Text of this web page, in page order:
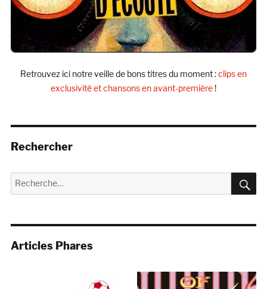
Retrouvez ici notre veille de bons titres du moment :clips en
exclusivité et chansons en avant-première !
Rechercher
Recherche
pour :
Articles Phares